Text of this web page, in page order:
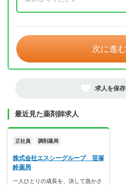
次に進む
求人を保
最近見た薬剤師求人
正社員 調剤薬局
株式会社エスシーグループ 笹塚
鈴薬局
一人ひとりの成長を、決して急かさ